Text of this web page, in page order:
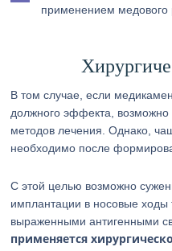
применением медового
В том случае, если
должного эффекта, возможно
методов лечения. Однако,
необходимо после
С этой целью возможно
имплантации в носовые
выраженными антигенными
применяется